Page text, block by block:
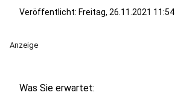
Veröffentlicht: Freitag, 26.11.2021 11:54
Anzeige
Was Sie erwartet: